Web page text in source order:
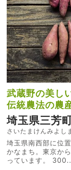
武蔵野の美し
伝統農法の農
埼玉県三芳
さいたまけんみよし
埼玉県南西部に位
かなまち。東京か
っています。